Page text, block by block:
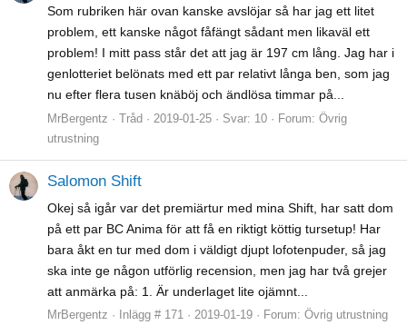
Som rubriken här ovan kanske avslöjar så har jag ett litet
problem, ett kanske något fåfängt sådant men likaväl ett
problem! I mitt pass står det att jag är 197 cm lång. Jag har i
genlotteriet belönats med ett par relativt långa ben, som jag
nu efter flera tusen knäböj och ändlösa timmar på...
MrBergentz Tråd 2019-01-25 Svar: 10 Forum: Övrig
utrustning
Salomon Shift
Okej så igår var det premiärtur med mina Shift, har satt dom
på ett par BC Anima för att få en riktigt köttig tursetup! Har
bara åkt en tur med dom i väldigt djupt lofotenpuder, så jag
ska inte ge någon utförlig recension, men jag har två grejer
att anmärka på: 1. Är underlaget lite ojämnt...
MrBergentz Inlägg # 171 2019-01-19 Forum: Övrig utrustning